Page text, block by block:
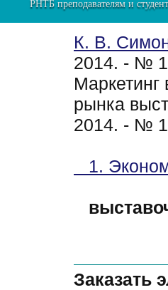
РНТБ преподавателям и
К. В.
2014. - №
Маркетинг
рынка
2014. - № 1
1.
Заказать